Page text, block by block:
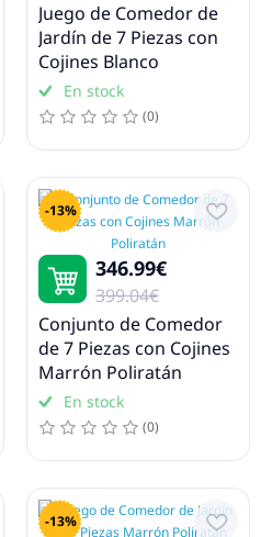
Juego de Comedor de
Jardín de 7 Piezas con
Cojines Blanco
Poliratán
En stock
(0)
-13%
346.99€
399.04€
Conjunto de Comedor
de 7 Piezas con Cojines
Marrón Poliratán
En stock
(0)
-13%